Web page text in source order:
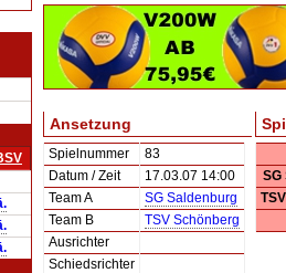
Ansetzung
Spielnummer
83
Datum / Zeit
17.03.07 14:00
Team A
SG Saldenburg
Team B
TSV Schönberg
Ausrichter
Schiedsrichter
SG